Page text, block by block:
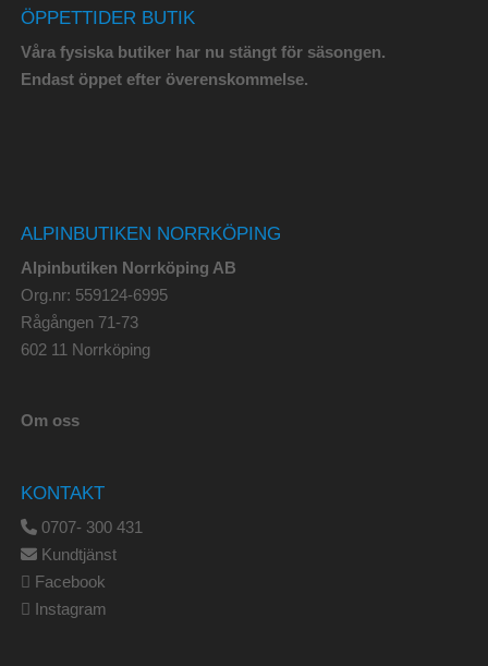
ÖPPETTIDER BUTIK
Våra fysiska butiker har nu stängt för säsongen.
Endast öppet efter överenskommelse.
ALPINBUTIKEN NORRKÖPING
Alpinbutiken Norrköping AB
Org.nr: 559124-6995
Rågången 71-73
602 11 Norrköping
Om oss
KONTAKT
0707- 300 431
Kundtjänst
Facebook
Instagram